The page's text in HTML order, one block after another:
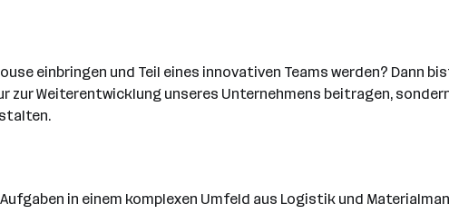
einbringen und Teil eines innovativen Teams werden? Dann
Weiterentwicklung unseres Unternehmens beitragen,
in einem komplexen Umfeld aus Logistik und